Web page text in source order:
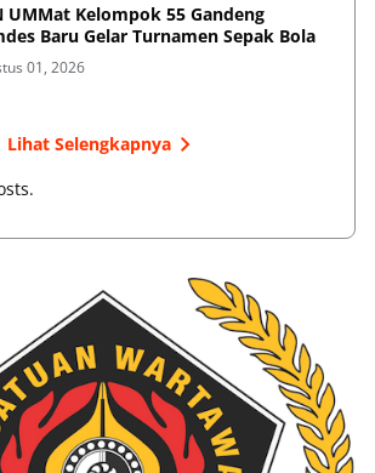
UMMat Kelompok 55 Gandeng
Baru Gelar Turnamen Sepak Bola
01, 2026
Lihat Selengkapnya